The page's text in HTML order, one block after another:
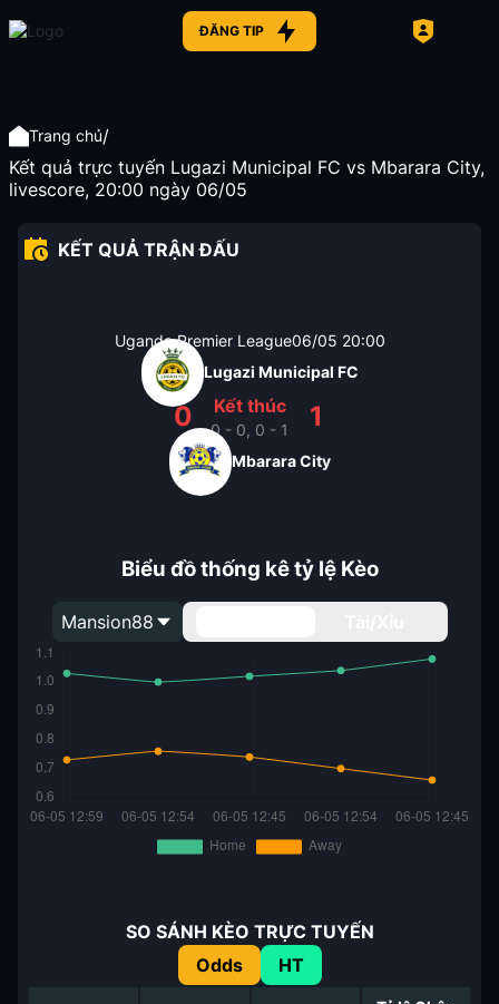
ĐĂNG TIP
Trang chủ/
Kết quả trực tuyến Lugazi Municipal FC vs Mbarara City,
livescore, 20:00 ngày 06/05
KẾT QUẢ TRẬN ĐẤU
Uganda Premier League06/05 20:00
Lugazi Municipal FC
0 Kết thúc
0 - 0, 0 - 1 1
Mbarara City
Biểu đồ thống kê tỷ lệ Kèo
Mansion88
SO SÁNH KÈO TRỰC TUYẾN
Odds
HT